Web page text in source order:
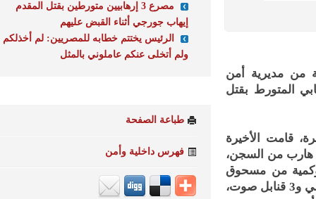
مديرية أمن
المتورط بقتل
قامت الأخيرة
من السجن،
من مسحوق
الهيروين المخدر تزن حوالي 250 جرام، و2 قنبلة غاز، و6 سلاح أبيض، ومبلغ مالي و3 قنابل صوت،
مصرع 3 إرهابيين متورطين بقتل المقدم
إيهاب جورجي أثناء القبض عليهم
الرئيس يختتم خطابه للمصريين: لم أخذلكم
ولم أتخلى عنكم عاملوني بالمثل
طباعة الصفحة
فهرس داخلية وأمن